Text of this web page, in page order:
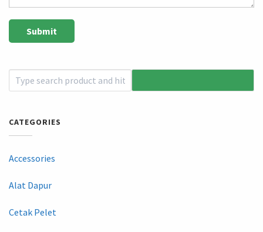
CATEGORIES
Accessories
Alat Dapur
Cetak Pelet